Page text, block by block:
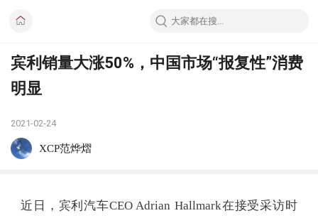
宾利销量大涨50%，中国市场“报复性”消费
明显
2021-02-24
XCP范烨熠
近日，宾利汽车CEO Adrian Hallmark在接受采访时